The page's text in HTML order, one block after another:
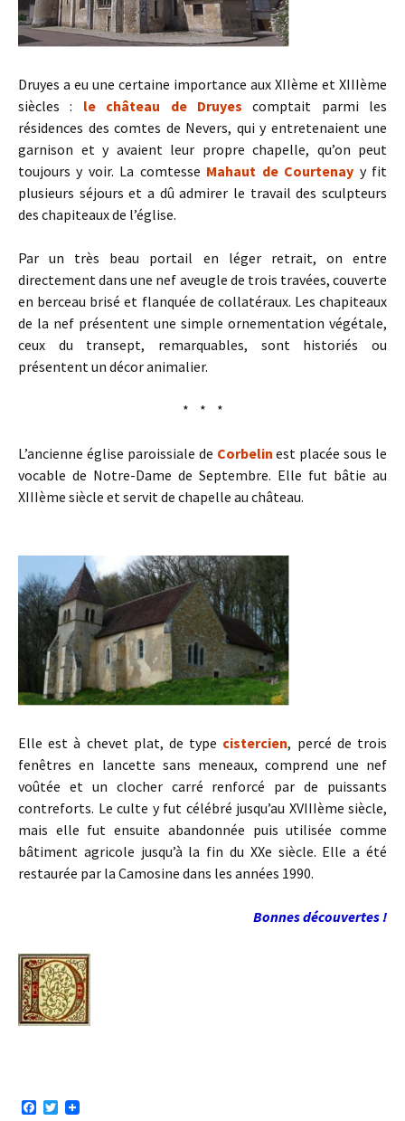
Druyes a eu une certaine importance aux XIIème et XIIIème
siècles : le château de Druyes comptait parmi les
résidences des comtes de Nevers, qui y entretenaient une
garnison et y avaient leur propre chapelle, qu’on peut
toujours y voir. La comtesse Mahaut de Courtenay y fit
plusieurs séjours et a dû admirer le travail des sculpteurs
des chapiteaux de l’église.
Par un très beau portail en léger retrait, on entre
directement dans une nef aveugle de trois travées, couverte
en berceau brisé et flanquée de collatéraux. Les chapiteaux
de la nef présentent une simple ornementation végétale,
ceux du transept, remarquables, sont historiés ou
présentent un décor animalier.
* * *
L’ancienne église paroissiale de Corbelin est placée sous le
vocable de Notre-Dame de Septembre. Elle fut bâtie au
XIIIème siècle et servit de chapelle au château.
Elle est à chevet plat, de type cistercien, percé de trois
fenêtres en lancette sans meneaux, comprend une nef
voûtée et un clocher carré renforcé par de puissants
contreforts. Le culte y fut célébré jusqu’au XVIIIème siècle,
mais elle fut ensuite abandonnée puis utilisée comme
bâtiment agricole jusqu’à la fin du XXe siècle. Elle a été
restaurée par la Camosine dans les années 1990.
Bonnes découvertes !
T